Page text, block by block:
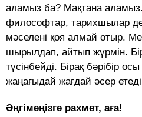
аламыз ба? Мақтана
философтар, тарихшылар
мәселені қоя алмай отыр.
шырылдап, айтып жүрмін.
түсінбейді. Бірақ бәрібір
жаңағыдай жағдай әсер
Әңгімеңізге рахмет, аға!